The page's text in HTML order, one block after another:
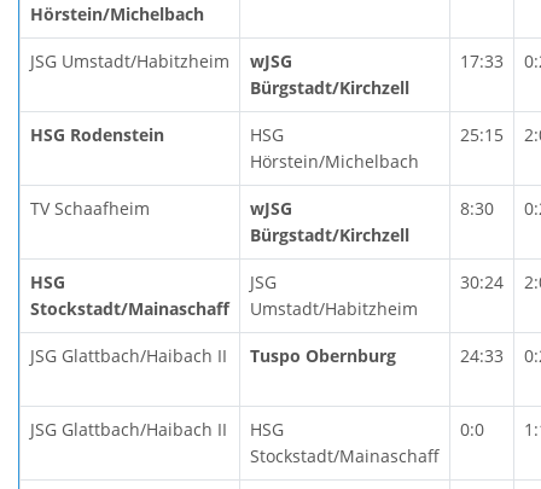
Hörstein/Michelbach
JSG Umstadt/Habitzheim
wJSG
Bürgstadt/Kirchzell
17:33
HSG Rodenstein
HSG
Hörstein/Michelbach
25:15
TV Schaafheim
wJSG
Bürgstadt/Kirchzell
8:30
HSG
Stockstadt/Mainaschaff
JSG
Umstadt/Habitzheim
30:24
JSG Glattbach/Haibach II Tuspo Obernburg 24:33
JSG Glattbach/Haibach II
HSG
Stockstadt/Mainaschaff
0:0